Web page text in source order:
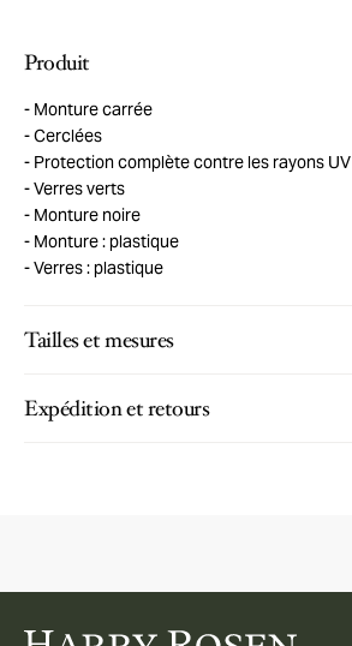
Produit
Monture carrée
Cerclées
Protection complète contre les rayons UV
Verres verts
Monture noire
Monture : plastique
Verres : plastique
Tailles et mesures
Expédition et retours